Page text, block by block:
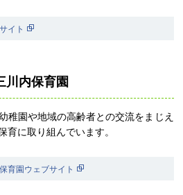
イト
川内保育園
稚園や地域の高齢者との交流をまじえ
育に取り組んでいます。
育園ウェブサイト